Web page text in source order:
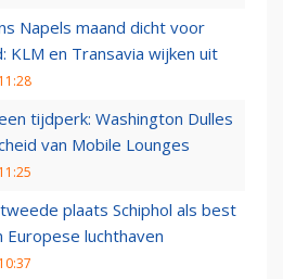
Napels maand dicht voor
KLM en Transavia wijken uit
tijdperk: Washington Dulles
van Mobile Lounges
plaats Schiphol als best
Europese luchthaven